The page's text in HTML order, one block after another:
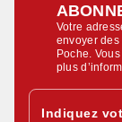
Votre
envoyer
Poche.
plus
Indiquez